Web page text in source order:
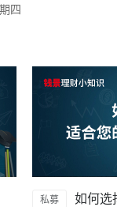
三
五
私募